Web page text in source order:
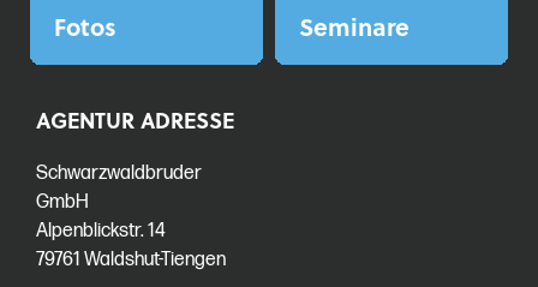
Fotos Seminare
AGENTUR ADRESSE
Schwarzwaldbruder
GmbH
Alpenblickstr. 14
79761 Waldshut-Tiengen